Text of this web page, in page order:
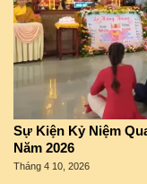
Sự Kiện Kỷ Niệm
Năm 2026
Tháng 4 10, 2026